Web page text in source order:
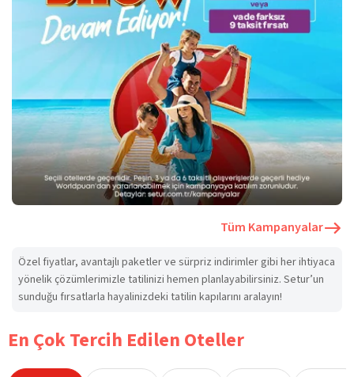
Tüm Kampanyalar
Özel fiyatlar, avantajlı paketler ve sürpriz indirimler gibi her ihtiyaca
yönelik çözümlerimizle tatilinizi hemen planlayabilirsiniz. Setur’un
sunduğu fırsatlarla hayalinizdeki tatilin kapılarını aralayın!
En Çok Tercih Edilen Oteller